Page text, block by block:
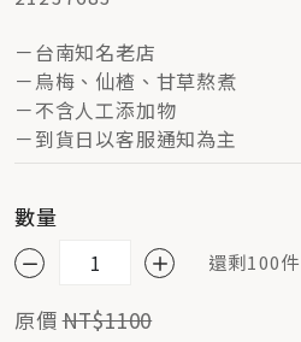
－台南知名老店
－烏梅、仙楂、甘草熬煮
－不含人工添加物
－到貨日以客服通知為主
數量
還剩100件
原價NT$1100